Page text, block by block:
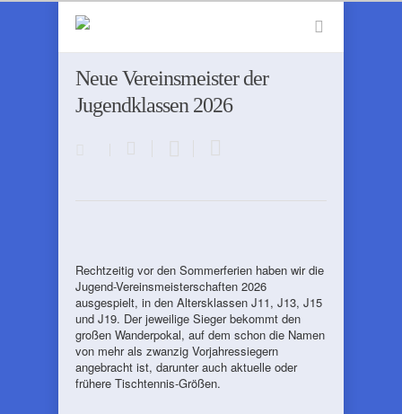
Neue Vereinsmeister der
Jugendklassen 2026
Rechtzeitig vor den Sommerferien haben wir die
Jugend-Vereinsmeisterschaften 2026
ausgespielt, in den Altersklassen J11, J13, J15
und J19. Der jeweilige Sieger bekommt den
großen Wanderpokal, auf dem schon die Namen
von mehr als zwanzig Vorjahressiegern
angebracht ist, darunter auch aktuelle oder
frühere Tischtennis-Größen.